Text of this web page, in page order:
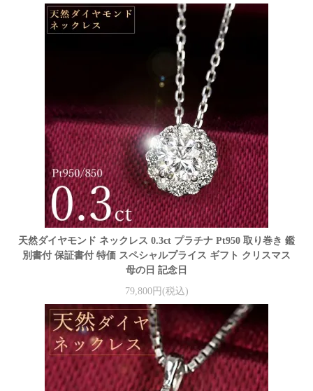
天然ダイヤモンド ネックレス 0.3ct プラチナ Pt950 取り巻き 鑑
別書付 保証書付 特価 スペシャルプライス ギフト クリスマス
母の日 記念日
79,800円(税込)